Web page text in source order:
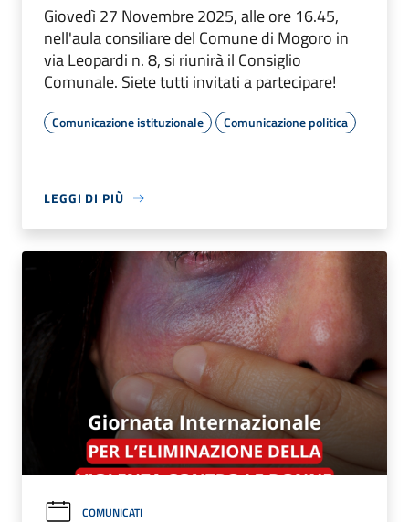
Giovedì 27 Novembre 2025, alle ore 16.45,
nell'aula consiliare del Comune di Mogoro in
via Leopardi n. 8, si riunirà il Consiglio
Comunale. Siete tutti invitati a partecipare!
Comunicazione istituzionale Comunicazione politica
LEGGI DI PIÙ
COMUNICATI